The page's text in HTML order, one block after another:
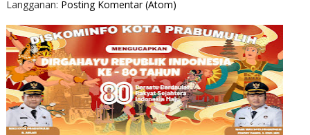
Langganan: Posting Komentar (Atom)